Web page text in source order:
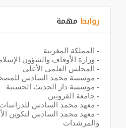
روابط مهمة
- المملكة المغربية
- وزارة الأوقاف والشؤون
- المجلس العلمي الأعلى
- مؤسسة محمد السادس
- مؤسسة دار الحديث الحسنية
- جامعة القرويين
- معهد محمد السادس للدراسات
- معهد محمد السادس لتكوين
والمرشدات